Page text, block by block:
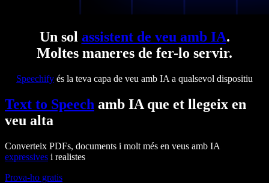
Un sol assistent de veu amb IA.
Moltes maneres de fer-lo servir.
Speechify és la teva capa de veu amb IA a qualsevol dispositiu
Text to Speech amb IA que et llegeix en
veu alta
Converteix PDFs, documents i molt més en veus amb IA
expressives i realistes
Prova-ho gratis